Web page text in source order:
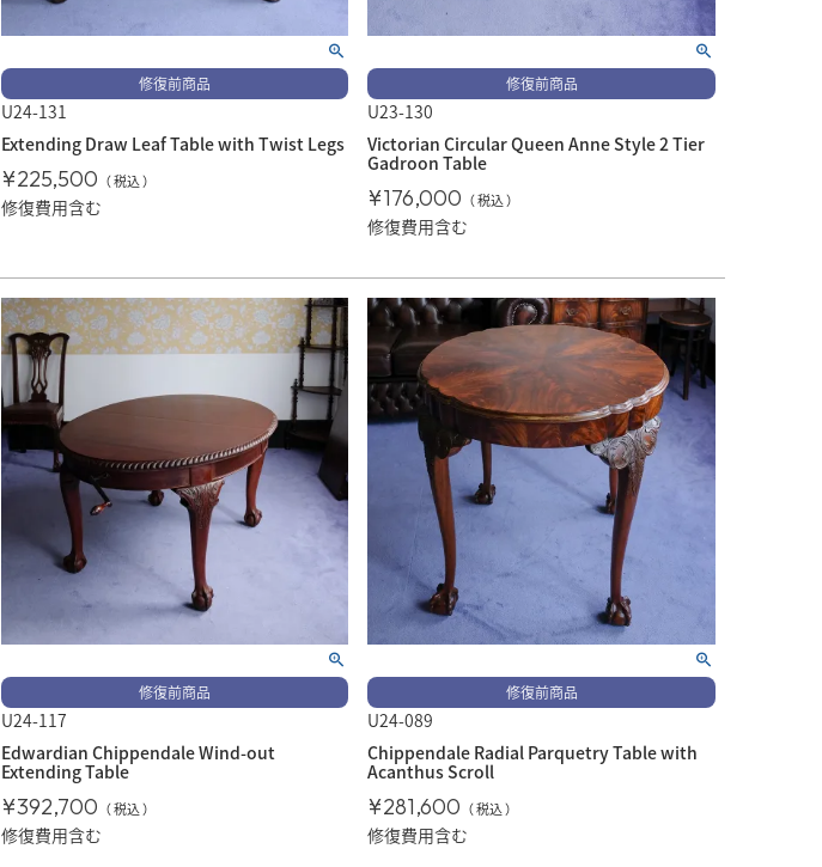
修復前商品
U24-131
Extending Draw Leaf Table with Twist Legs
¥225,500 税込
修復費用含む
修復前商品
U23-130
Victorian Circular Queen Anne Style 2 Tier
Gadroon Table
¥176,000 税込
修復費用含む
修復前商品
U24-117
Edwardian Chippendale Wind-out
Extending Table
¥392,700 税込
修復費用含む
修復前商品
U24-089
Chippendale Radial Parquetry Table with
Acanthus Scroll
¥281,600 税込
修復費用含む